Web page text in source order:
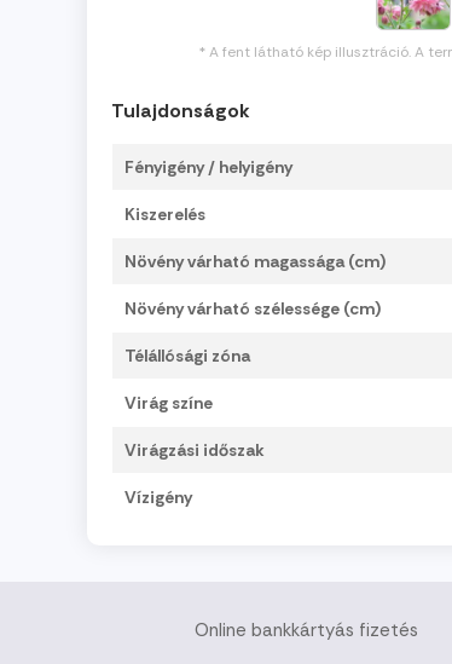
* A fent látható kép illusztráció. A
Tulajdonságok
Fényigény / helyigény
Kiszerelés
Növény várható magassága (cm)
Növény várható szélessége (cm)
Télállósági zóna
Virág színe
Virágzási időszak
Vízigény
Online bankkártyás fizetés